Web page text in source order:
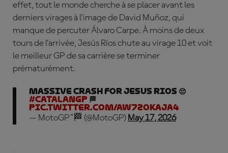
effet, tout le monde cherche à se placer avant les
derniers virages à l'image de David Muñoz, qui
manque de percuterÁlvaro Carpe. À moins de deux
tours de l'arrivée, Jesús Ríos chute au virage 10 et voit
le meilleur GP de sa carrière se terminer
prématurément.
MASSIVE crash for Jesus Rios 😔
#CatalanGP 🏁
pic.twitter.com/aW7ZoKaja4
— MotoGP™🏁 (@MotoGP) May 17, 2026